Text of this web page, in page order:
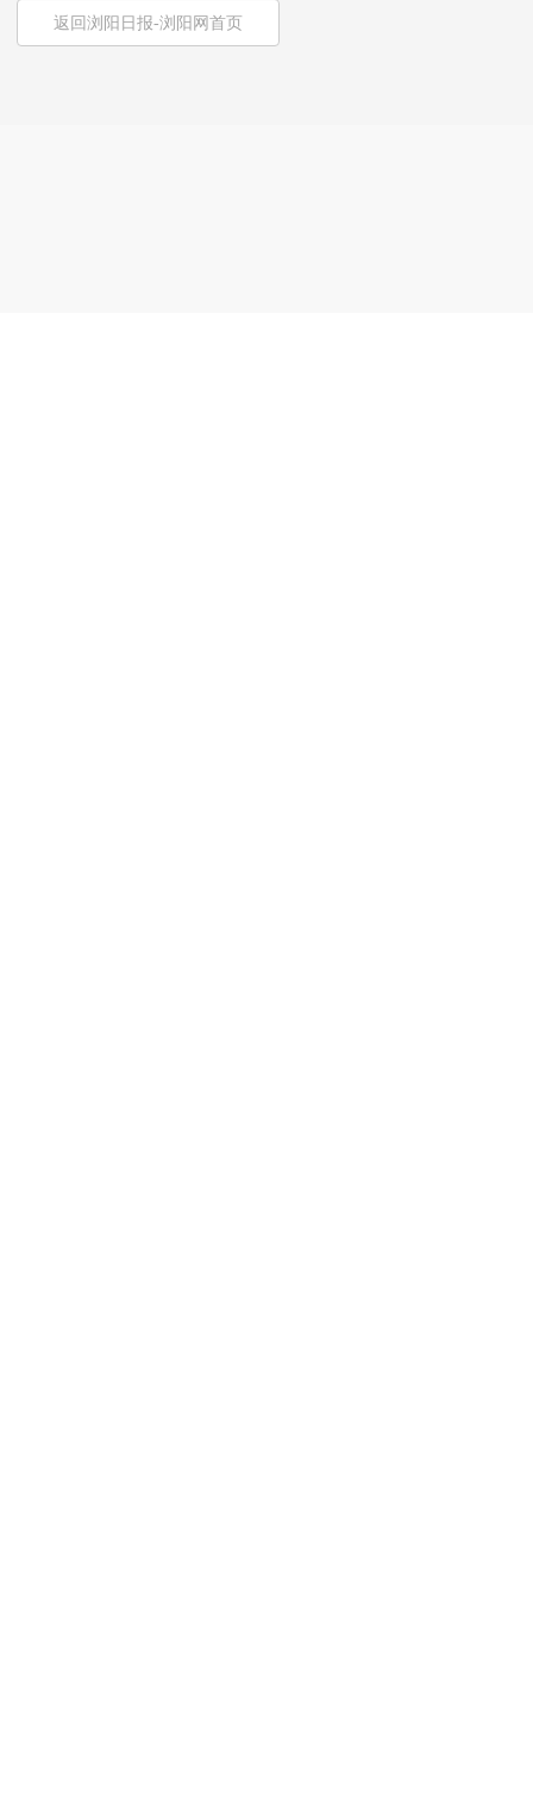
返回浏阳日报-浏阳网首页